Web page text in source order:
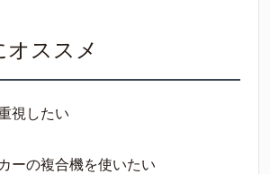
オススメ
視したい
ーの複合機を使いたい